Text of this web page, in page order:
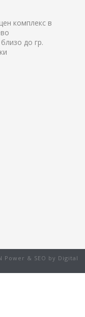
Power & SEO by Digital